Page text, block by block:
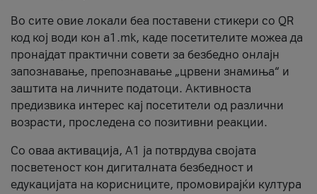
Во сите овие локали беа поставени стикери со QR
код кој води кон a1.mk, каде посетителите можеа да
пронајдат практични совети за безбедно онлајн
запознавање, препознавање „црвени знамиња“ и
заштита на личните податоци. Активноста
предизвика интерес кај посетители од различни
возрасти, проследена со позитивни реакции.
Со оваа активација, А1 ја потврдува својата
посветеност кон дигиталната безбедност и
едукацијата на корисниците, промовирајќи култура